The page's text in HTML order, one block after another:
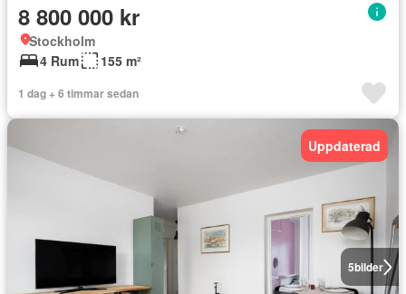
8 800 000 kr
Stockholm
4 Rum
155 m²
1 dag + 6 timmar sedan
5bilder
Uppdaterad